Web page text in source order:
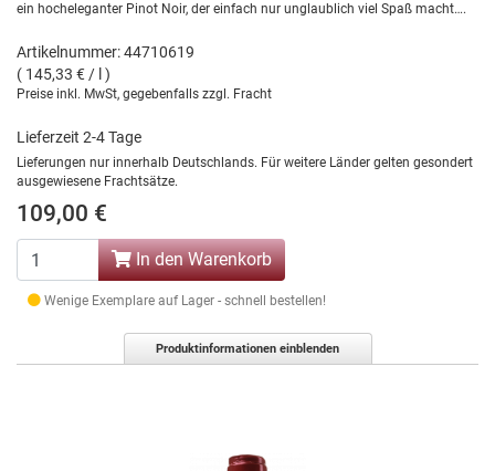
ein hocheleganter Pinot Noir, der einfach nur unglaublich viel Spaß macht….
Artikelnummer: 44710619
( 145,33 € / l )
Preise inkl. MwSt, gegebenfalls zzgl. Fracht
Lieferzeit 2-4 Tage
Lieferungen nur innerhalb Deutschlands. Für weitere Länder gelten gesondert
ausgewiesene Frachtsätze.
109,00 €
In den Warenkorb
Wenige Exemplare auf Lager - schnell bestellen!
Produktinformationen einblenden